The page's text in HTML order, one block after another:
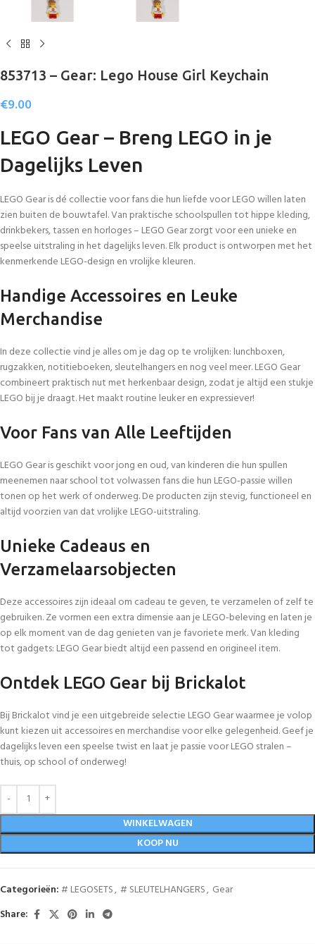
853713 – Gear: Lego House Girl Keychain
€9.00
LEGO Gear – Breng LEGO in je
Dagelijks Leven
LEGO Gear is dé collectie voor fans die hun liefde voor LEGO willen laten
zien buiten de bouwtafel. Van praktische schoolspullen tot hippe kleding,
drinkbekers, tassen en horloges – LEGO Gear zorgt voor een unieke en
speelse uitstraling in het dagelijks leven. Elk product is ontworpen met het
kenmerkende LEGO-design en vrolijke kleuren.
Handige Accessoires en Leuke
Merchandise
In deze collectie vind je alles om je dag op te vrolijken: lunchboxen,
rugzakken, notitieboeken, sleutelhangers en nog veel meer. LEGO Gear
combineert praktisch nut met herkenbaar design, zodat je altijd een stukje
LEGO bij je draagt. Het maakt routine leuker en expressiever!
Voor Fans van Alle Leeftijden
LEGO Gear is geschikt voor jong en oud, van kinderen die hun spullen
meenemen naar school tot volwassen fans die hun LEGO-passie willen
tonen op het werk of onderweg. De producten zijn stevig, functioneel en
altijd voorzien van dat vrolijke LEGO-uitstraling.
Unieke Cadeaus en
Verzamelaarsobjecten
Deze accessoires zijn ideaal om cadeau te geven, te verzamelen of zelf te
gebruiken. Ze vormen een extra dimensie aan je LEGO-beleving en laten je
op elk moment van de dag genieten van je favoriete merk. Van kleding
tot gadgets: LEGO Gear biedt altijd een passend en origineel item.
Ontdek LEGO Gear bij Brickalot
Bij Brickalot vind je een uitgebreide selectie LEGO Gear waarmee je volop
kunt kiezen uit accessoires en merchandise voor elke gelegenheid. Geef je
dagelijks leven een speelse twist en laat je passie voor LEGO stralen –
thuis, op school of onderweg!
WINKELWAGEN
KOOP NU
Categorieën:# LEGOSETS, # SLEUTELHANGERS, Gear
Share: